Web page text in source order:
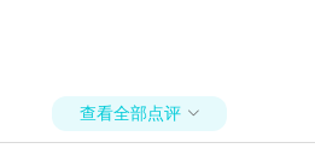
查看全部点评 